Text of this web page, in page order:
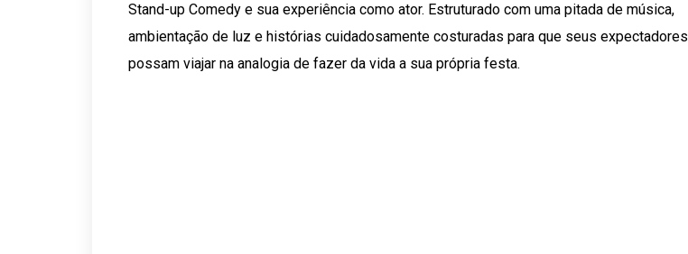
Stand-up Comedy e sua experiência como ator. Estruturado com uma pitada de música,
ambientação de luz e histórias cuidadosamente costuradas para que seus expectadores
possam viajar na analogia de fazer da vida a sua própria festa.